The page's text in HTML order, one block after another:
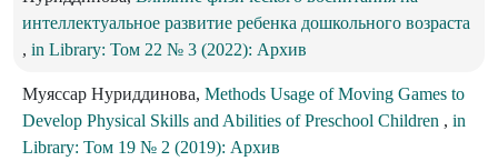
интеллектуальное развитие ребенка дошкольного возраста
, in Library: Том 22 № 3 (2022): Архив
Муяссар Нуриддинова, Methods Usage of Moving Games to
Develop Physical Skills and Abilities of Preschool Children , in
Library: Том 19 № 2 (2019): Архив